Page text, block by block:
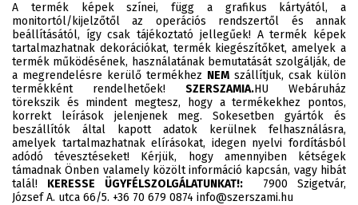
A termék képek színei, függ a grafikus kártyától, a
monitortól/kijelzőtől az operációs rendszertől és annak
beállításától, így csak tájékoztató jellegűek! A termék képek
tartalmazhatnak dekorációkat, termék kiegészítőket, amelyek a
termék működésének, használatának bemutatását szolgálják, de
a megrendelésre kerülő termékhez NEM szállítjuk, csak külön
termékként rendelhetőek! SZERSZAMIA.HU Webáruház
törekszik és mindent megtesz, hogy a termékekhez pontos,
korrekt leírások jelenjenek meg. Sokesetben gyártók és
beszállítók által kapott adatok kerülnek felhasználásra,
amelyek tartalmazhatnak elírásokat, idegen nyelvi fordításból
adódó tévesztéseket! Kérjük, hogy amennyiben kétségek
támadnak Önben valamely közölt információ kapcsán, vagy hibát
talál! KERESSE ÜGYFÉLSZOLGÁLATUNKAT!:7900 Szigetvár,
József A. utca 66/5. +36 70 679 0874 info@szerszami.hu